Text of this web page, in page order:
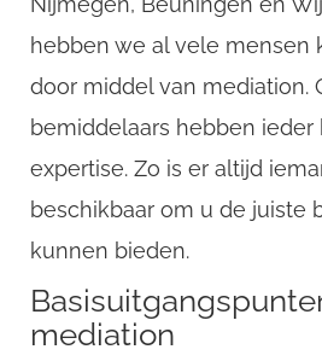
hebben we al vele mensen
door middel van mediation.
bemiddelaars hebben ieder
expertise. Zo is er altijd
beschikbaar om u de juiste
kunnen bieden.
mediation